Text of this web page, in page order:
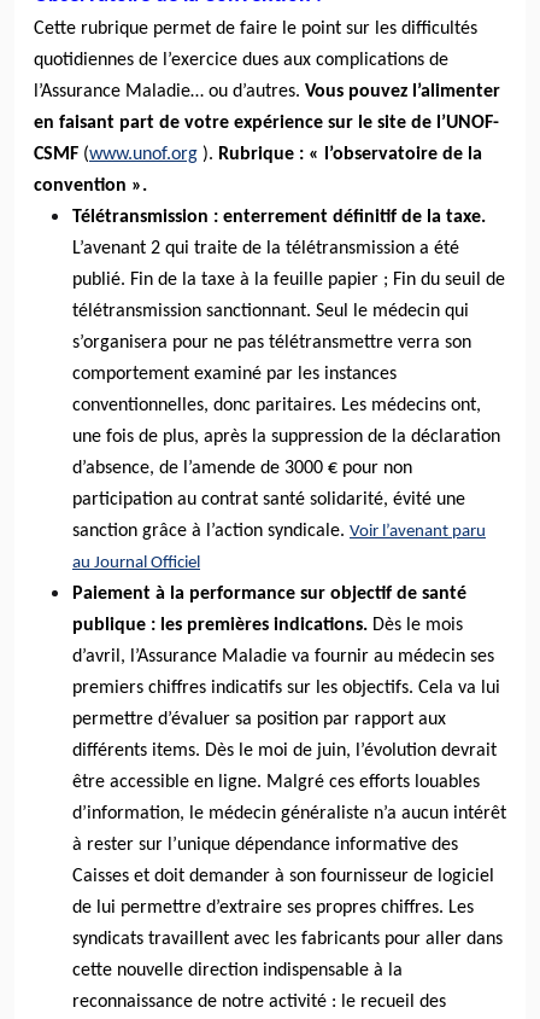
Cette rubrique permet de faire le point sur les difficultés
quotidiennes de l’exercice dues aux complications de
l’Assurance Maladie… ou d’autres. Vous pouvez l’alimenter
en faisant part de votre expérience sur le site de l’UNOF-
CSMF (www.unof.org ). Rubrique : « l’observatoire de la
convention ».
Télétransmission : enterrement définitif de la taxe.
L’avenant 2 qui traite de la télétransmission a été
publié. Fin de la taxe à la feuille papier ; Fin du seuil de
télétransmission sanctionnant. Seul le médecin qui
s’organisera pour ne pas télétransmettre verra son
comportement examiné par les instances
conventionnelles, donc paritaires. Les médecins ont,
une fois de plus, après la suppression de la déclaration
d’absence, de l’amende de 3000 € pour non
participation au contrat santé solidarité, évité une
sanction grâce à l’action syndicale. Voir l’avenant paru
au Journal Officiel
Paiement à la performance sur objectif de santé
publique : les premières indications. Dès le mois
d’avril, l’Assurance Maladie va fournir au médecin ses
premiers chiffres indicatifs sur les objectifs. Cela va lui
permettre d’évaluer sa position par rapport aux
différents items. Dès le moi de juin, l’évolution devrait
être accessible en ligne. Malgré ces efforts louables
d’information, le médecin généraliste n’a aucun intérêt
à rester sur l’unique dépendance informative des
Caisses et doit demander à son fournisseur de logiciel
de lui permettre d’extraire ses propres chiffres. Les
syndicats travaillent avec les fabricants pour aller dans
cette nouvelle direction indispensable à la
reconnaissance de notre activité : le recueil des